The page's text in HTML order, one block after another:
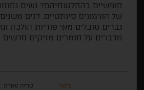
חופשיים בהחלטותיהם? נשים
של הורמונים סינתטיים. דגים
גברים סובלים מאי פוריות הולכת
מדברים על חומרים מזיקים חדשים
בימוי טרזה טארה